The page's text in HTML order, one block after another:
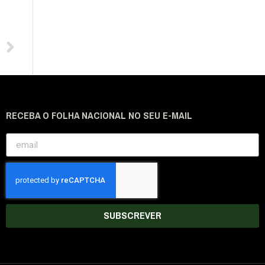
RECEBA O FOLHA NACIONAL NO SEU E-MAIL
SUBSCREVER